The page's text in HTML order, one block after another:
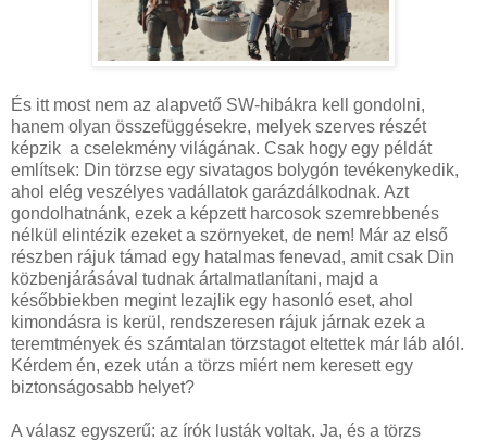
És itt most nem az alapvető SW-hibákra kell gondolni,
hanem olyan összefüggésekre, melyek szerves részét
képzik a cselekmény világának. Csak hogy egy példát
említsek: Din törzse egy sivatagos bolygón tevékenykedik,
ahol elég veszélyes vadállatok garázdálkodnak. Azt
gondolhatnánk, ezek a képzett harcosok szemrebbenés
nélkül elintézik ezeket a szörnyeket, de nem! Már az első
részben rájuk támad egy hatalmas fenevad, amit csak Din
közbenjárásával tudnak ártalmatlanítani, majd a
későbbiekben megint lezajlik egy hasonló eset, ahol
kimondásra is kerül, rendszeresen rájuk járnak ezek a
teremtmények és számtalan törzstagot eltettek már láb alól.
Kérdem én, ezek után a törzs miért nem keresett egy
biztonságosabb helyet?
A válasz egyszerű: az írók lusták voltak. Ja, és a törzs